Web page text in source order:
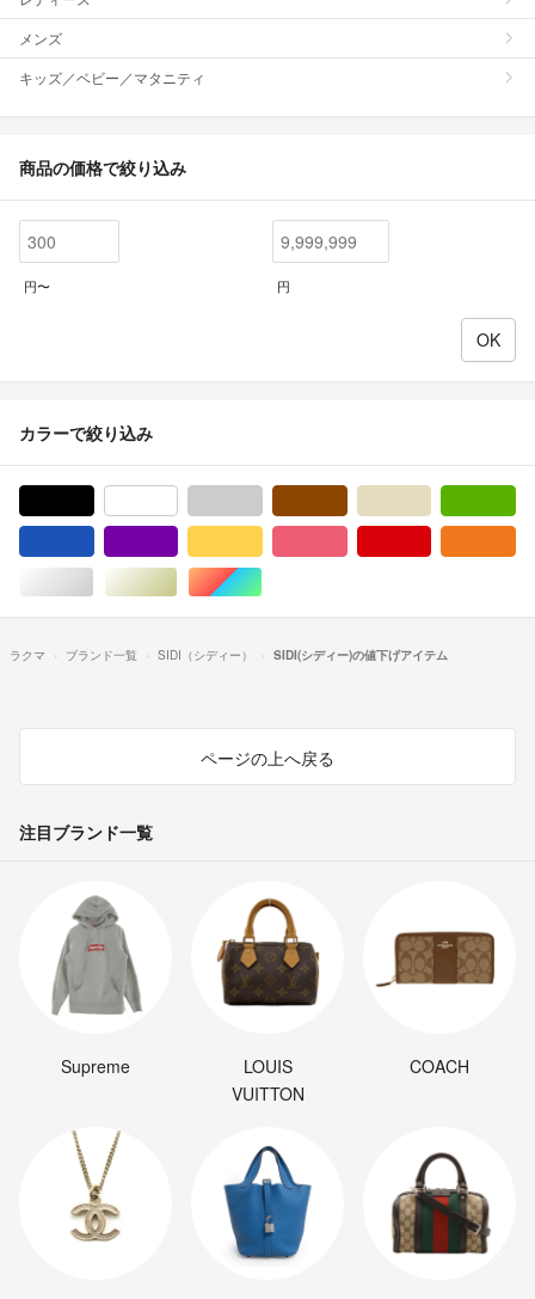
メンズ
キッズ／ベビー／マタニティ
商品の価格で絞り込み
円〜 円
カラーで絞り込み
シルバー/銀色系ゴールド/金色系マルチカラー
ラクマ ブランド一覧 SIDI（シディー） SIDI(シディー)の値下げアイテム
ページの上へ戻る
注目ブランド一覧
Supreme
LOUIS
VUITTON
COACH